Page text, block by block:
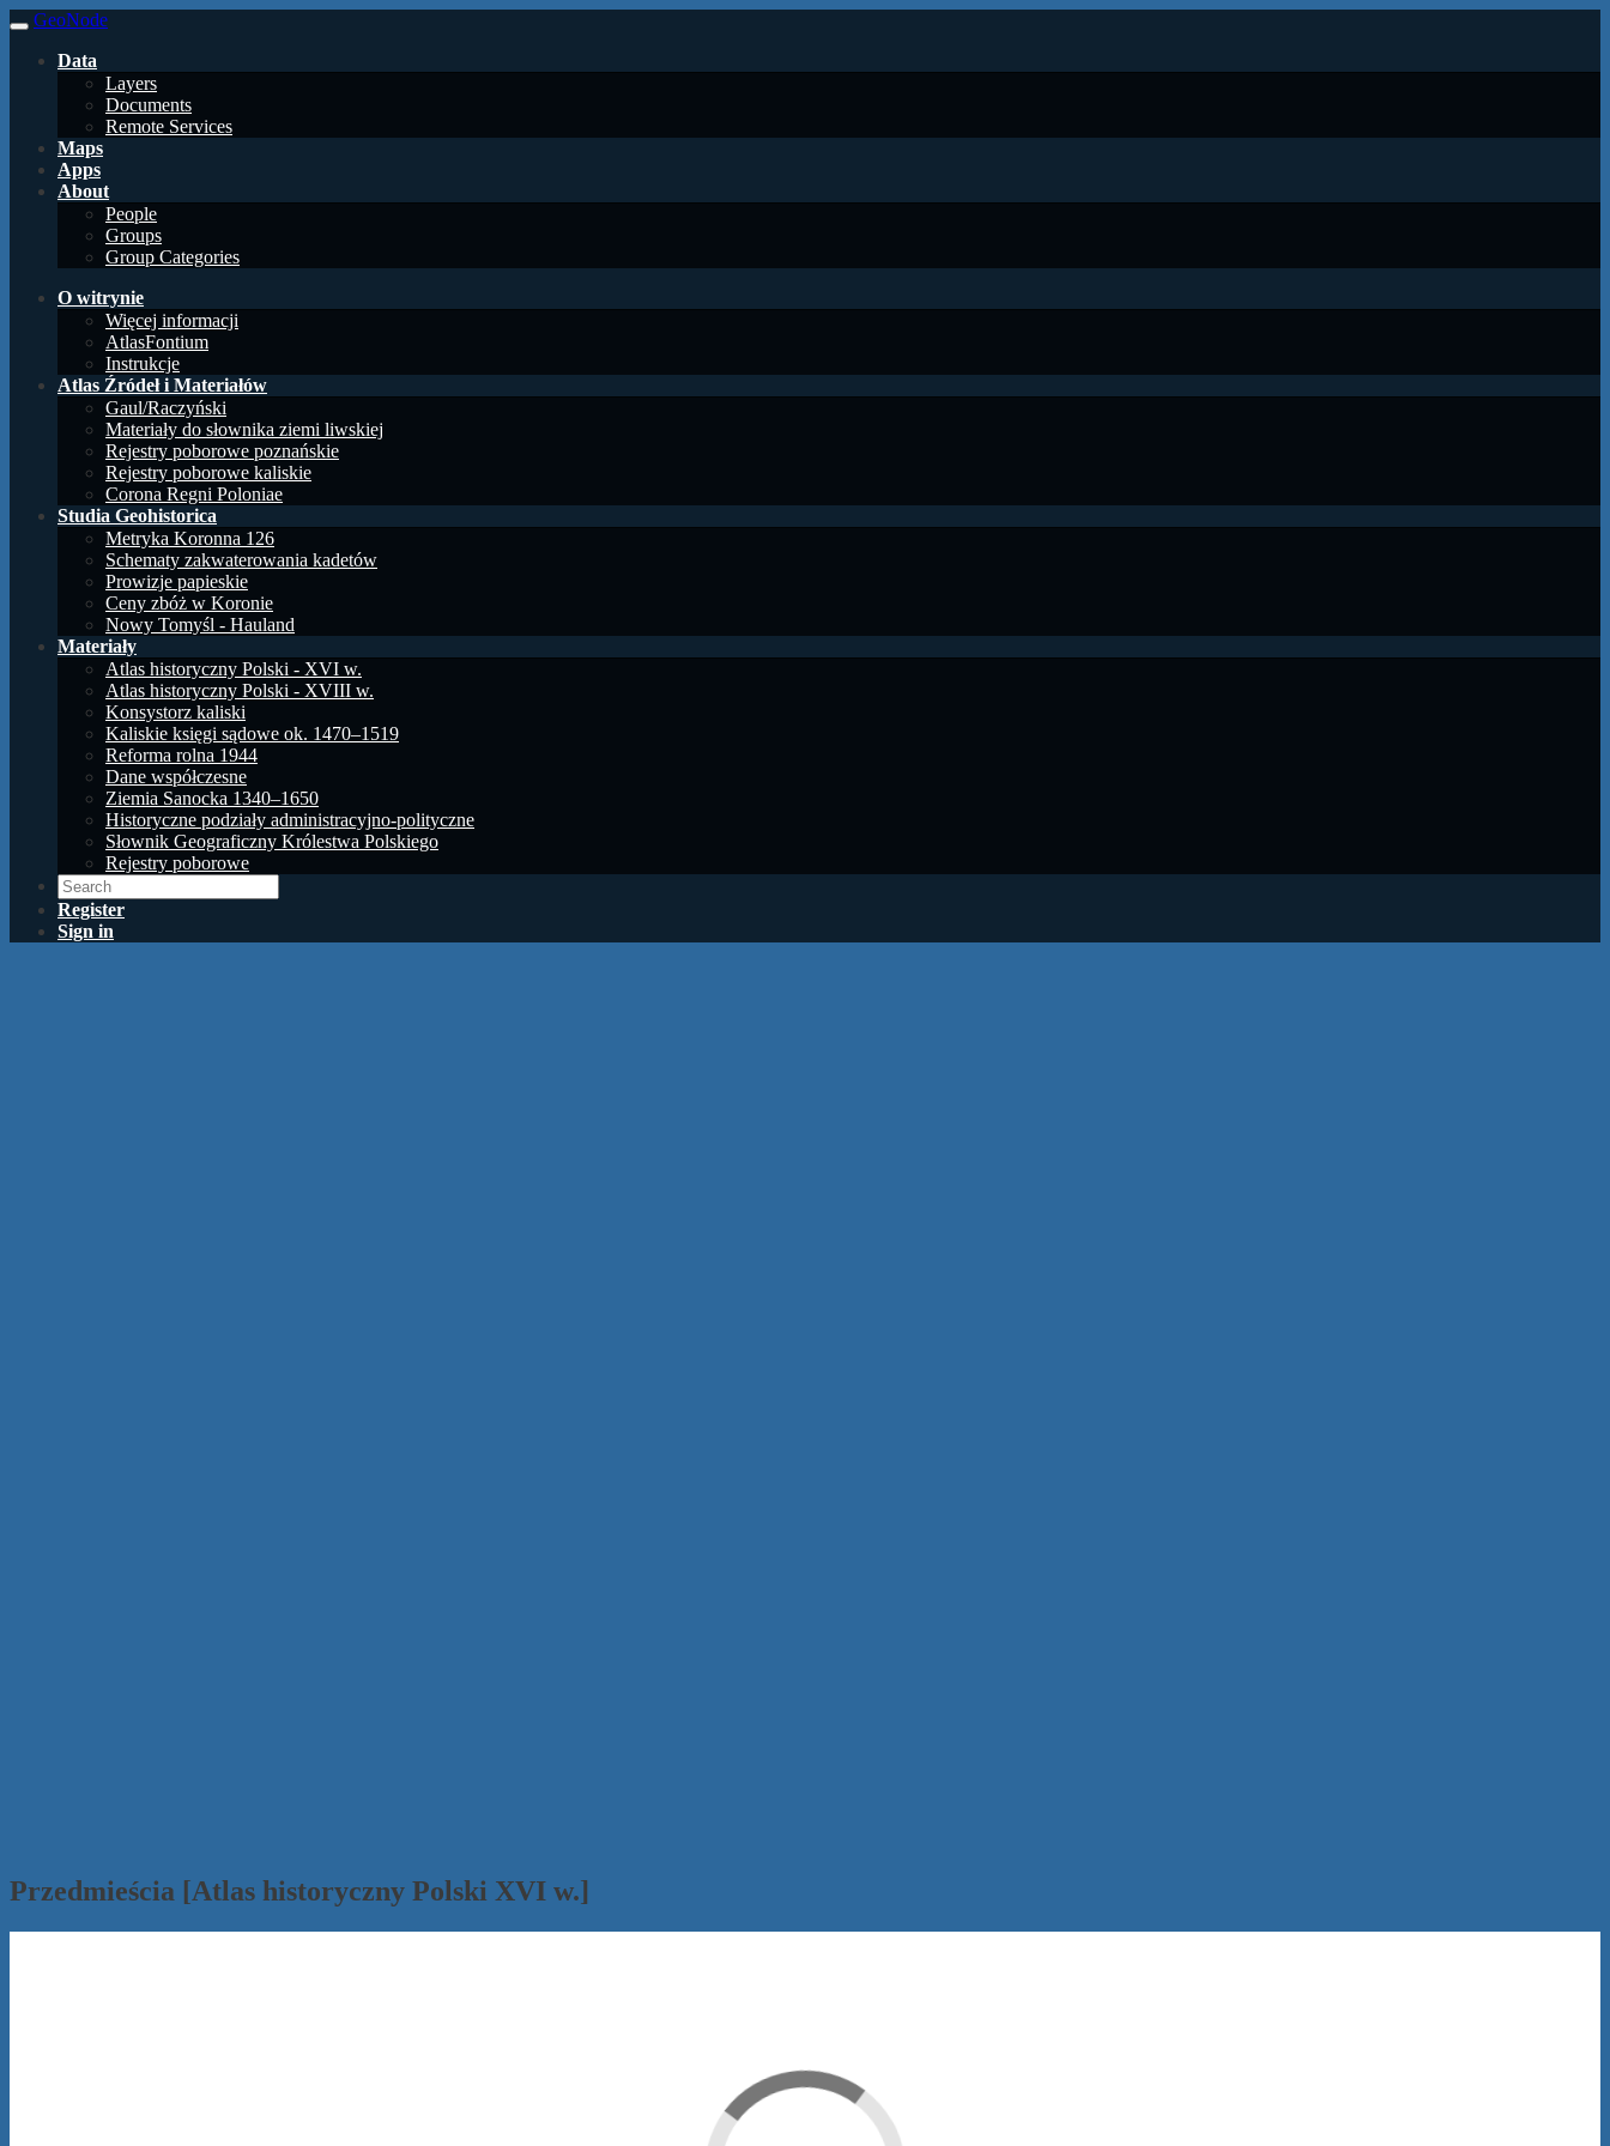
GeoNode
Data
Layers
Documents
Remote Services
Maps
Apps
About
People
Groups
Group Categories
O witrynie
Więcej informacji
AtlasFontium
Instrukcje
Atlas Źródeł i Materiałów
Gaul/Raczyński
Materiały do słownika ziemi liwskiej
Rejestry poborowe poznańskie
Rejestry poborowe kaliskie
Corona Regni Poloniae
Studia Geohistorica
Metryka Koronna 126
Schematy zakwaterowania kadetów
Prowizje papieskie
Ceny zbóż w Koronie
Nowy Tomyśl - Hauland
Materiały
Atlas historyczny Polski - XVI w.
Atlas historyczny Polski - XVIII w.
Konsystorz kaliski
Kaliskie księgi sądowe ok. 1470–1519
Reforma rolna 1944
Dane współczesne
Ziemia Sanocka 1340–1650
Historyczne podziały administracyjno-polityczne
Słownik Geograficzny Królestwa Polskiego
Rejestry poborowe
Register
Sign in
Przedmieścia [Atlas historyczny Polski XVI w.]